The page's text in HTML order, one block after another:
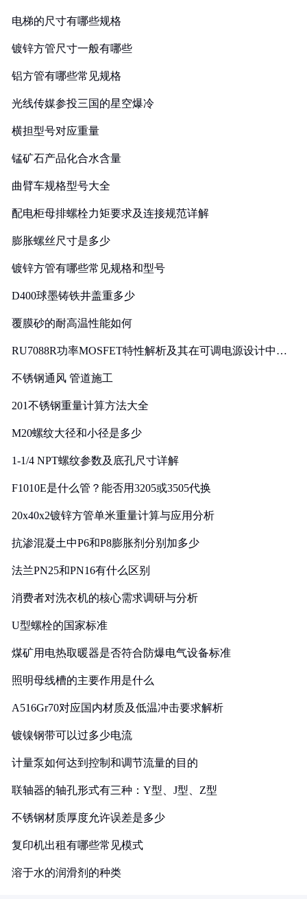
电梯的尺寸有哪些规格
镀锌方管尺寸一般有哪些
铝方管有哪些常见规格
光线传媒参投三国的星空爆冷
横担型号对应重量
锰矿石产品化合水含量
曲臂车规格型号大全
配电柜母排螺栓力矩要求及连接规范详解
膨胀螺丝尺寸是多少
镀锌方管有哪些常见规格和型号
D400球墨铸铁井盖重多少
覆膜砂的耐高温性能如何
RU7088R功率MOSFET特性解析及其在可调电源设计中的
不锈钢通风 管道施工
201不锈钢重量计算方法大全
M20螺纹大径和小径是多少
1-1/4 NPT螺纹参数及底孔尺寸详解
F1010E是什么管？能否用3205或3505代换
20x40x2镀锌方管单米重量计算与应用分析
抗渗混凝土中P6和P8膨胀剂分别加多少
法兰PN25和PN16有什么区别
消费者对洗衣机的核心需求调研与分析
U型螺栓的国家标准
煤矿用电热取暖器是否符合防爆电气设备标准
照明母线槽的主要作用是什么
A516Gr70对应国内材质及低温冲击要求解析
镀镍钢带可以过多少电流
计量泵如何达到控制和调节流量的目的
联轴器的轴孔形式有三种：Y型、J型、Z型
不锈钢材质厚度允许误差是多少
复印机出租有哪些常见模式
溶于水的润滑剂的种类